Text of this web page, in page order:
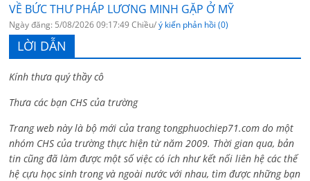
VỀ BỨC THƯ PHÁP LƯƠNG MINH GẶP Ở MỸ
Ngày đăng: 5/08/2026 09:17:49 Chiều/ý kiến phản hồi (0)
LỜI DẪN
Kính thưa quý thầy cô
Thưa các bạn CHS của trường
Trang web này là bộ mới của trang tongphuochiep71.com do một
nhóm CHS của trường thực hiện từ năm 2009. Thời gian qua, bản
tin cũng đã làm được một số việc có ích như kết nối liên hệ các thế
hệ cựu học sinh trong và ngoài nước với nhau, tìm được những bạn